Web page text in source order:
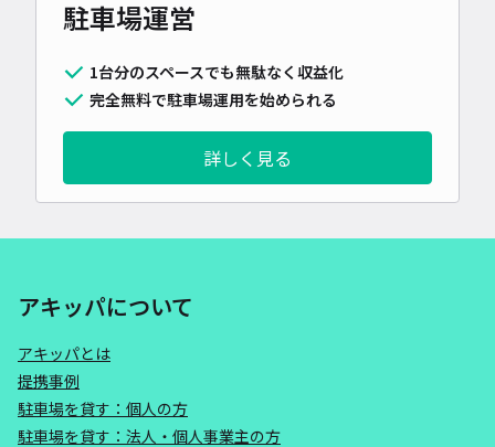
駐車場運営
1台分のスペースでも無駄なく収益化
完全無料で駐車場運用を始められる
詳しく見る
アキッパについて
アキッパとは
提携事例
駐車場を貸す：個人の方
駐車場を貸す：法人・個人事業主の方